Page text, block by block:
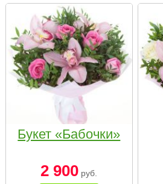
Букет «Бабочки»
2 900 руб.